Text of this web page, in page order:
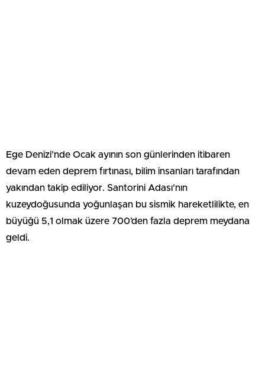
Ege Denizi’nde Ocak ayının son günlerinden itibaren
devam eden deprem fırtınası, bilim insanları tarafından
yakından takip ediliyor. Santorini Adası’nın
kuzeydoğusunda yoğunlaşan bu sismik hareketlilikte, en
büyüğü 5,1 olmak üzere 700’den fazla deprem meydana
geldi.